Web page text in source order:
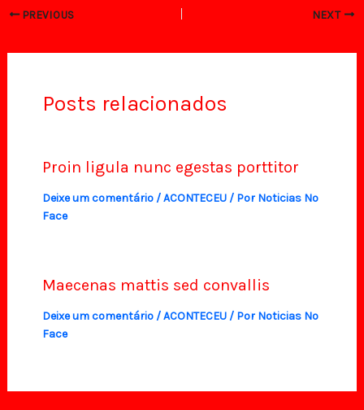
PREVIOUS NEXT
Posts relacionados
Proin ligula nunc egestas porttitor
Deixe um comentário /ACONTECEU/ Por Noticias No
Face
Maecenas mattis sed convallis
Deixe um comentário /ACONTECEU/ Por Noticias No
Face